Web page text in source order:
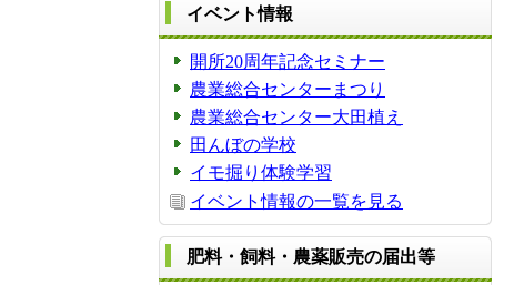
イベント情報
開所20周年記念セミナー
農業総合センターまつり
農業総合センター大田植え
田んぼの学校
イモ掘り体験学習
イベント情報の一覧を見る
肥料・飼料・農薬販売の届出等